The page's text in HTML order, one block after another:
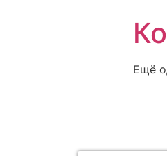
Ещё